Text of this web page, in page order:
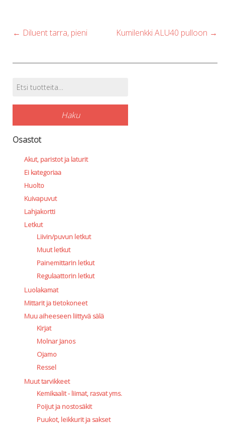
Post
← Diluent tarra, pieni Kumilenkki ALU40 pulloon →
Tuotehaku
Etsi:
Haku
Osastot
Akut, paristot ja laturit
Ei kategoriaa
Huolto
Kuivapuvut
Lahjakortti
Letkut
Liivin/puvun letkut
Muut letkut
Painemittarin letkut
Regulaattorin letkut
Luolakamat
Mittarit ja tietokoneet
Muu aiheeseen liittyvä sälä
Kirjat
Molnar Janos
Ojamo
Ressel
Muut tarvikkeet
Kemikaalit - liimat, rasvat yms.
Poijut ja nostosäkit
Puukot, leikkurit ja sakset